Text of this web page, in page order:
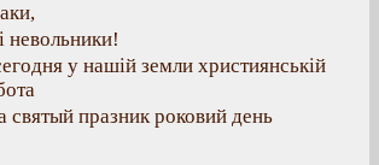
невольники!
у нашій земли християнській
святый празник роковий день